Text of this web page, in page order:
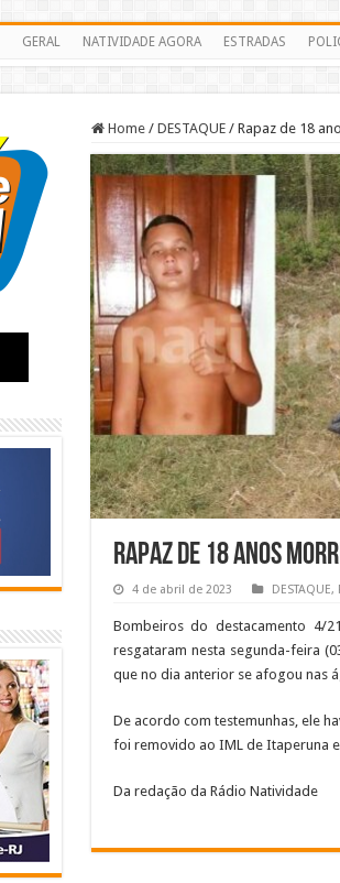
GERAL NATIVIDADE AGORA ESTRADAS
Home / DESTAQUE / Rapaz de 18
Rapaz de 18 anos
4 de abril de 2023 DESTAQUE,
Bombeiros do destacamento 4/
resgataram nesta segunda-feira
que no dia anterior se afogou nas
De acordo com testemunhas, ele
foi removido ao IML de Itaperuna
Da redação da Rádio Natividade